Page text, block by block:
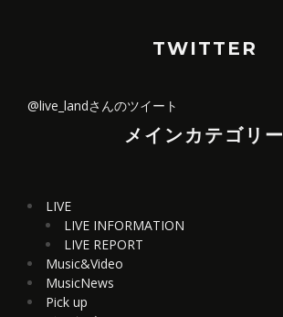
TWITTER
@live_landさんのツイート
メインカテゴリー
LIVE
LIVE INFORMATION
LIVE REPORT
Music&Video
MusicNews
Pick up